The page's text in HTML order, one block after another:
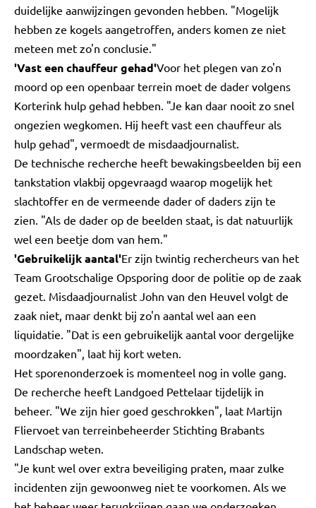
duidelijke aanwijzingen gevonden hebben. "Mogelijk
hebben ze kogels aangetroffen, anders komen ze niet
meteen met zo'n conclusie."
'Vast een chauffeur gehad'Voor het plegen van zo'n
moord op een openbaar terrein moet de dader volgens
Korterink hulp gehad hebben. "Je kan daar nooit zo snel
ongezien wegkomen. Hij heeft vast een chauffeur als
hulp gehad", vermoedt de misdaadjournalist.
De technische recherche heeft bewakingsbeelden bij een
tankstation vlakbij opgevraagd waarop mogelijk het
slachtoffer en de vermeende dader of daders zijn te
zien. "Als de dader op de beelden staat, is dat natuurlijk
wel een beetje dom van hem."
'Gebruikelijk aantal'Er zijn twintig rechercheurs van het
Team Grootschalige Opsporing door de politie op de zaak
gezet. Misdaadjournalist John van den Heuvel volgt de
zaak niet, maar denkt bij zo'n aantal wel aan een
liquidatie. "Dat is een gebruikelijk aantal voor dergelijke
moordzaken", laat hij kort weten.
Het sporenonderzoek is momenteel nog in volle gang.
De recherche heeft Landgoed Pettelaar tijdelijk in
beheer. "We zijn hier goed geschrokken", laat Martijn
Fliervoet van terreinbeheerder Stichting Brabants
Landschap weten.
"Je kunt wel over extra beveiliging praten, maar zulke
incidenten zijn gewoonweg niet te voorkomen. Als we